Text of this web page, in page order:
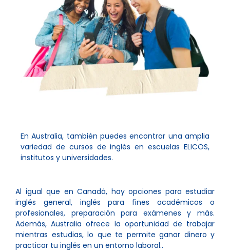
En Australia, también puedes encontrar una amplia
variedad de cursos de inglés en escuelas ELICOS,
institutos y universidades.
Al igual que en Canadá, hay opciones para estudiar
inglés general, inglés para fines académicos o
profesionales, preparación para exámenes y más.
Además, Australia ofrece la oportunidad de trabajar
mientras estudias, lo que te permite ganar dinero y
practicar tu inglés en un entorno laboral..